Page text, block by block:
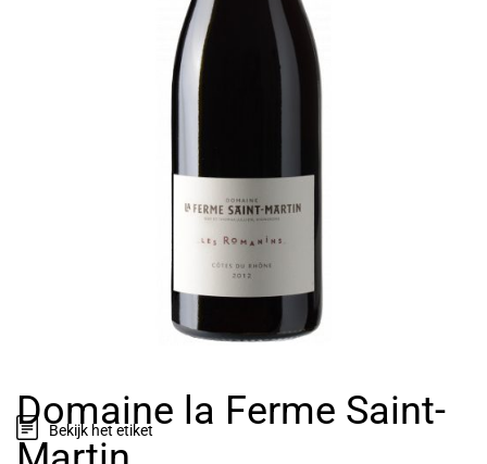
Bekijk het etiket
Domaine la Ferme Saint-